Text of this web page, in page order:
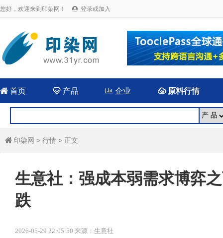
您好，欢迎来到印染网！  登录或加入
 首页 产品  企业 原料行情
 印染网 > 行情 > 正文
生意社：强成本弱需求博弈
跌
2026-05-29 22:05:50 来源：生意社